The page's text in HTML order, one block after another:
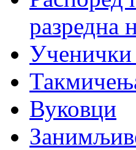
разредна
Ученички
Вуковци